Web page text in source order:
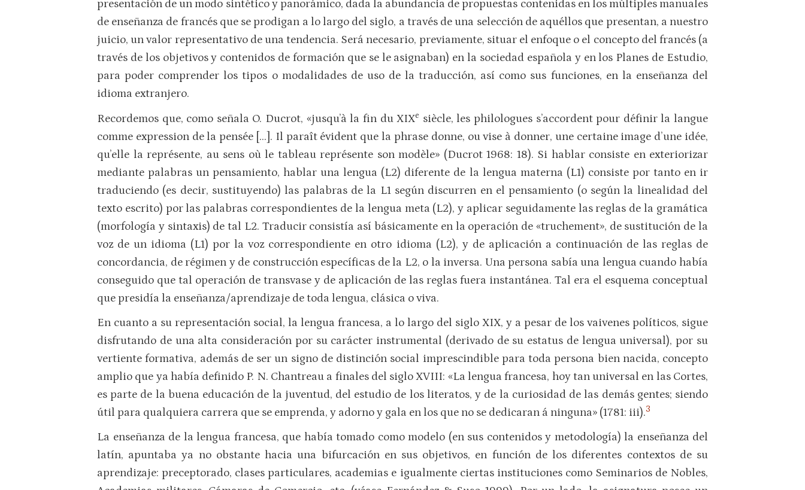
presentación de un modo sintético y panorámico, dada la abundancia de propuestas contenidas en los múltiples manuales
de enseñanza de francés que se prodigan a lo largo del siglo, a través de una selección de aquéllos que presentan, a nuestro
juicio, un valor representativo de una tendencia. Será necesario, previamente, situar el enfoque o el concepto del francés (a
través de los objetivos y contenidos de formación que se le asignaban) en la sociedad española y en los Planes de Estudio,
para poder comprender los tipos o modalidades de uso de la traducción, así como sus funciones, en la enseñanza del
idioma extranjero.
Recordemos que, como señala O. Ducrot, «jusqu’à la fin du XIXe siècle, les philologues s’accordent pour définir la langue
comme expression de la pensée […]. Il paraît évident que la phrase donne, ou vise à donner, une certaine image d’une idée,
qu’elle la représente, au sens où le tableau représente son modèle» (Ducrot 1968: 18). Si hablar consiste en exteriorizar
mediante palabras un pensamiento, hablar una lengua (L2) diferente de la lengua materna (L1) consiste por tanto en ir
traduciendo (es decir, sustituyendo) las palabras de la L1 según discurren en el pensamiento (o según la linealidad del
texto escrito) por las palabras correspondientes de la lengua meta (L2), y aplicar seguidamente las reglas de la gramática
(morfología y sintaxis) de tal L2. Traducir consistía así básicamente en la operación de «truchement», de sustitución de la
voz de un idioma (L1) por la voz correspondiente en otro idioma (L2), y de aplicación a continuación de las reglas de
concordancia, de régimen y de construcción específicas de la L2, o la inversa. Una persona sabía una lengua cuando había
conseguido que tal operación de transvase y de aplicación de las reglas fuera instantánea. Tal era el esquema conceptual
que presidía la enseñanza/aprendizaje de toda lengua, clásica o viva.
En cuanto a su representación social, la lengua francesa, a lo largo del siglo XIX, y a pesar de los vaivenes políticos, sigue
disfrutando de una alta consideración por su carácter instrumental (derivado de su estatus de lengua universal), por su
vertiente formativa, además de ser un signo de distinción social imprescindible para toda persona bien nacida, concepto
amplio que ya había definido P. N. Chantreau a finales del siglo XVIII: «La lengua francesa, hoy tan universal en las Cortes,
es parte de la buena educación de la juventud, del estudio de los literatos, y de la curiosidad de las demás gentes; siendo
útil para qualquiera carrera que se emprenda, y adorno y gala en los que no se dedicaran á ninguna» (1781: iii).3
La enseñanza de la lengua francesa, que había tomado como modelo (en sus contenidos y metodología) la enseñanza del
latín, apuntaba ya no obstante hacia una bifurcación en sus objetivos, en función de los diferentes contextos de su
aprendizaje: preceptorado, clases particulares, academias e igualmente ciertas instituciones como Seminarios de Nobles,